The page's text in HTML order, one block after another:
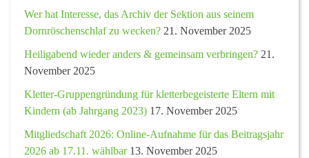
Wer hat Interesse, das Archiv der Sektion aus seinem
Dornröschenschlaf zu wecken? 21. November 2025
Heiligabend wieder anders & gemeinsam verbringen? 21.
November 2025
Kletter-Gruppengründung für kletterbegeisterte Eltern mit
Kindern (ab Jahrgang 2023) 17. November 2025
Mitgliedschaft 2026: Online-Aufnahme für das Beitragsjahr
2026 ab 17.11. wählbar 13. November 2025